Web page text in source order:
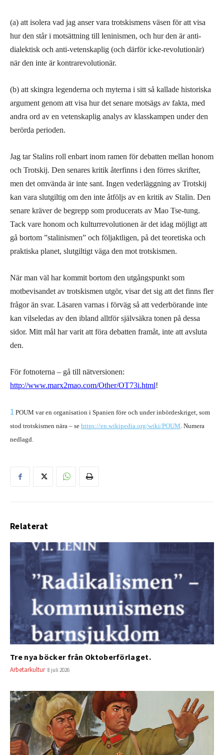
(a) att isolera vad jag anser vara trotskismens väsen för att visa
hur den står i motsättning till leninismen, och hur den är anti-
dialektisk och anti-vetenskaplig (och därför icke-revolutionär)
när den inte är kontrarevolutionär.
(b) att skingra legenderna och myterna i sitt så kallade historiska
argument genom att visa hur det senare motsägs av fakta, med
andra ord av en vetenskaplig analys av klasskampen under den
berörda perioden.
Jag tar Stalins roll enbart inom ramen för debatten mellan honom
och Trotskij. Den senares kritik återfinns i den förres skrifter,
men det omvända är inte sant. Ingen vederläggning av Trotskij
kan vara slutgiltig om den inte åtföljs av en kritik av Stalin. Den
senare kräver de begrepp som producerats av Mao Tse-tung.
Tack vare honom och kulturrevolutionen är det idag möjligt att
gå bortom ”stalinismen” och följaktligen, på det teoretiska och
praktiska planet, slutgiltigt väga den mot trotskismen.
När man väl har kommit bortom den utgångspunkt som
motbevisandet av trotskismen utgör, visar det sig att det finns fler
frågor än svar. Läsaren varnas i förväg så att vederbörande inte
kan vilseledas av den ibland alltför självsäkra tonen på dessa
sidor. Mitt mål har varit att föra debatten framåt, inte att avsluta
den.
För fotnoterna – gå till nätversionen:
http://www.marx2mao.com/Other/OT73i.html!
1 POUM var en organisation i Spanien före och under inbördeskriget, som
stod trotskismen nära – se https://en.wikipedia.org/wiki/POUM. Numera
nedlagd.
Relaterat
Tre nya böcker från Oktoberförlaget.
Arbetarkultur 8 juli 2026